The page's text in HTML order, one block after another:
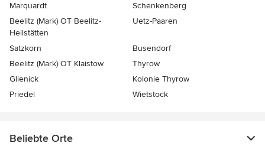
Marquardt
Schenkenberg
Beelitz (Mark) OT Beelitz-
Heilstätten
Uetz-Paaren
Satzkorn
Busendorf
Beelitz (Mark) OT Klaistow
Thyrow
Glienick
Kolonie Thyrow
Priedel
Wietstock
Beliebte Orte